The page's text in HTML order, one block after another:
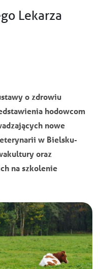
Lekarza
o zdrowiu
hodowcom
nowe
w Bielsku-
oraz
na szkolenie